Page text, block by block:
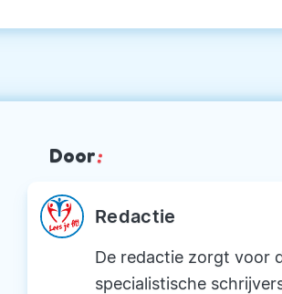
Door:
Redactie
De redactie zorgt voor
specialistische